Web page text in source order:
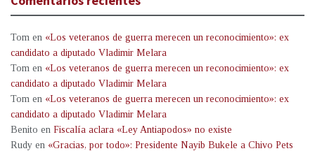
Tom en «Los veteranos de guerra merecen un reconocimiento»: ex
candidato a diputado Vladimir Melara
Tom en «Los veteranos de guerra merecen un reconocimiento»: ex
candidato a diputado Vladimir Melara
Tom en «Los veteranos de guerra merecen un reconocimiento»: ex
candidato a diputado Vladimir Melara
Benito en Fiscalía aclara «Ley Antiapodos» no existe
Rudy en «Gracias, por todo»: Presidente Nayib Bukele a Chivo Pets